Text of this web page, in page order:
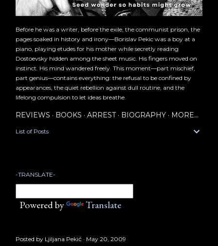
Before he was a writer, before the exile, the communist prison, the
pages soaked in history and irony—Borislav Pekic was a boy at a
piano, playing etudes for his mother while secretly reading
Dostoevsky hidden among the sheet music. His fingers moved on
instinct. His mind wandered freely. This moment—part mischief,
part genius—contains everything: the refusal to be confined by
appearances, the quiet rebellion against dull routine, and the
lifelong compulsion to let ideas breathe.
REVIEWS BOOKS ARREST BIOGRAPHY MORE…
List of Posts
-TRANSLATE-
Powered by Translate
Posted by Ljiljana Pekić May 20, 2009